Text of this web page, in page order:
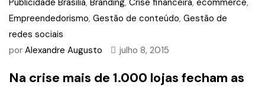
Publicidade Brasilia, Branding, Crise financeira, ecommerce,
Empreendedorismo, Gestão de conteúdo, Gestão de
redes sociais
por Alexandre Augusto julho 8, 2015
Na crise mais de 1.000 lojas fecham as